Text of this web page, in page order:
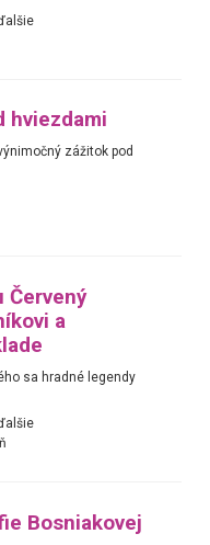
hviezdami
zážitok pod
Červený
a
sa hradné legendy
Bosniakovej